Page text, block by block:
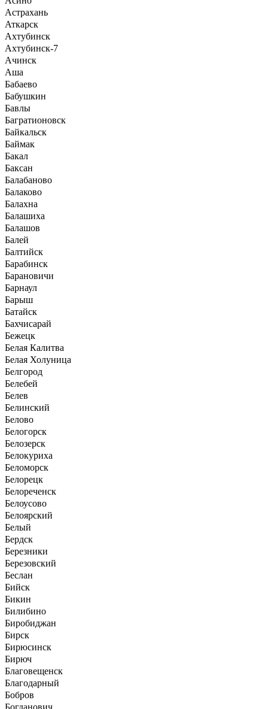
Астрахань
Аткарск
Ахтубинск
Ахтубинск-7
Ачинск
Аша
Бабаево
Бабушкин
Бавлы
Багратионовск
Байкальск
Баймак
Бакал
Баксан
Балабаново
Балаково
Балахна
Балашиха
Балашов
Балей
Балтийск
Барабинск
Барановичи
Барнаул
Барыш
Батайск
Бахчисарай
Бежецк
Белая Калитва
Белая Холуница
Белгород
Белебей
Белев
Белинский
Белово
Белогорск
Белозерск
Белокуриха
Беломорск
Белорецк
Белореченск
Белоусово
Белоярский
Белый
Бердск
Березники
Березовский
Беслан
Бийск
Бикин
Билибино
Биробиджан
Бирск
Бирюсинск
Бирюч
Благовещенск
Благодарный
Бобров